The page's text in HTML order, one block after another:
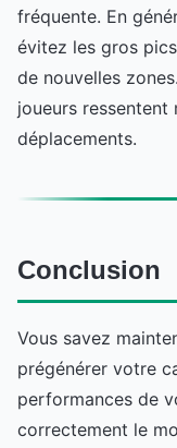
fréquente. En
évitez les gros
de nouvelles
joueurs
déplacements.
Conclusion
Vous savez
prégénérer votre
performances de
correctement le